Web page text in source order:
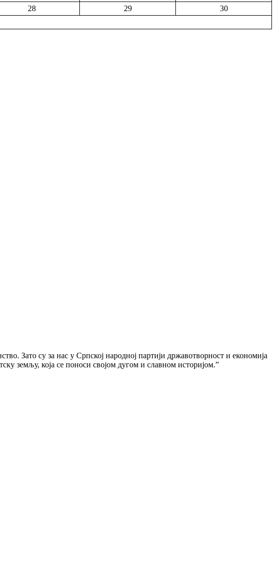
28 29
30
Зато су за нас у Српској народној партији државотворност и економија
земљу, која се поноси својом дугом и славном историјом.”